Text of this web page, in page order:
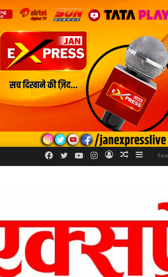
Sidebar
Random
Log
Instagram
YouTube
Twitter
Facebook